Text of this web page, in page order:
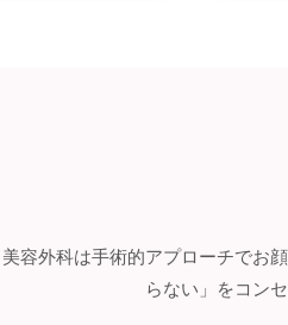
美容外科は手術的アプローチでお
らない」をコン